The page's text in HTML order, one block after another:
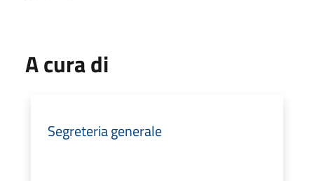
A cura di
Segreteria generale